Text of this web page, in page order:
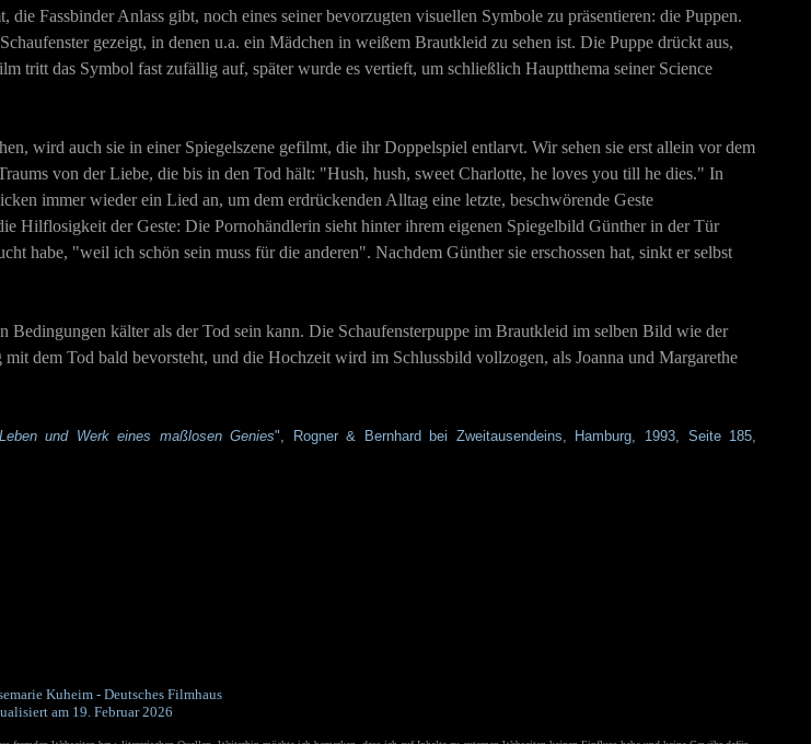
Fassbinder Anlass gibt, noch eines seiner bevorzugten visuellen Symbole zu präsentieren: die Puppen.
gezeigt, in denen u.a. ein Mädchen in weißem Brautkleid zu sehen ist. Die Puppe drückt aus,
tritt das Symbol fast zufällig auf, später wurde es vertieft, um schließlich Hauptthema seiner Science
wird auch sie in einer Spiegelszene gefilmt, die ihr Doppelspiel entlarvt. Wir sehen sie erst allein vor dem
von der Liebe, die bis in den Tod hält: "Hush, hush, sweet Charlotte, he loves you till he dies." In
immer wieder ein Lied an, um dem erdrückenden Alltag eine letzte, beschwörende Geste
Hilflosigkeit der Geste: Die Pornohändlerin sieht hinter ihrem eigenen Spiegelbild Günther in der Tür
habe, "weil ich schön sein muss für die anderen". Nachdem Günther sie erschossen hat, sinkt er selbst
Bedingungen kälter als der Tod sein kann. Die Schaufensterpuppe im Brautkleid im selben Bild wie der
dem Tod bald bevorsteht, und die Hochzeit wird im Schlussbild vollzogen, als Joanna und Margarethe
und Werk eines maßlosen Genies", Rogner & Bernhard bei Zweitausendeins, Hamburg, 1993, Seite 185,
Kuheim - Deutsches Filmhaus
am 19. Februar 2026